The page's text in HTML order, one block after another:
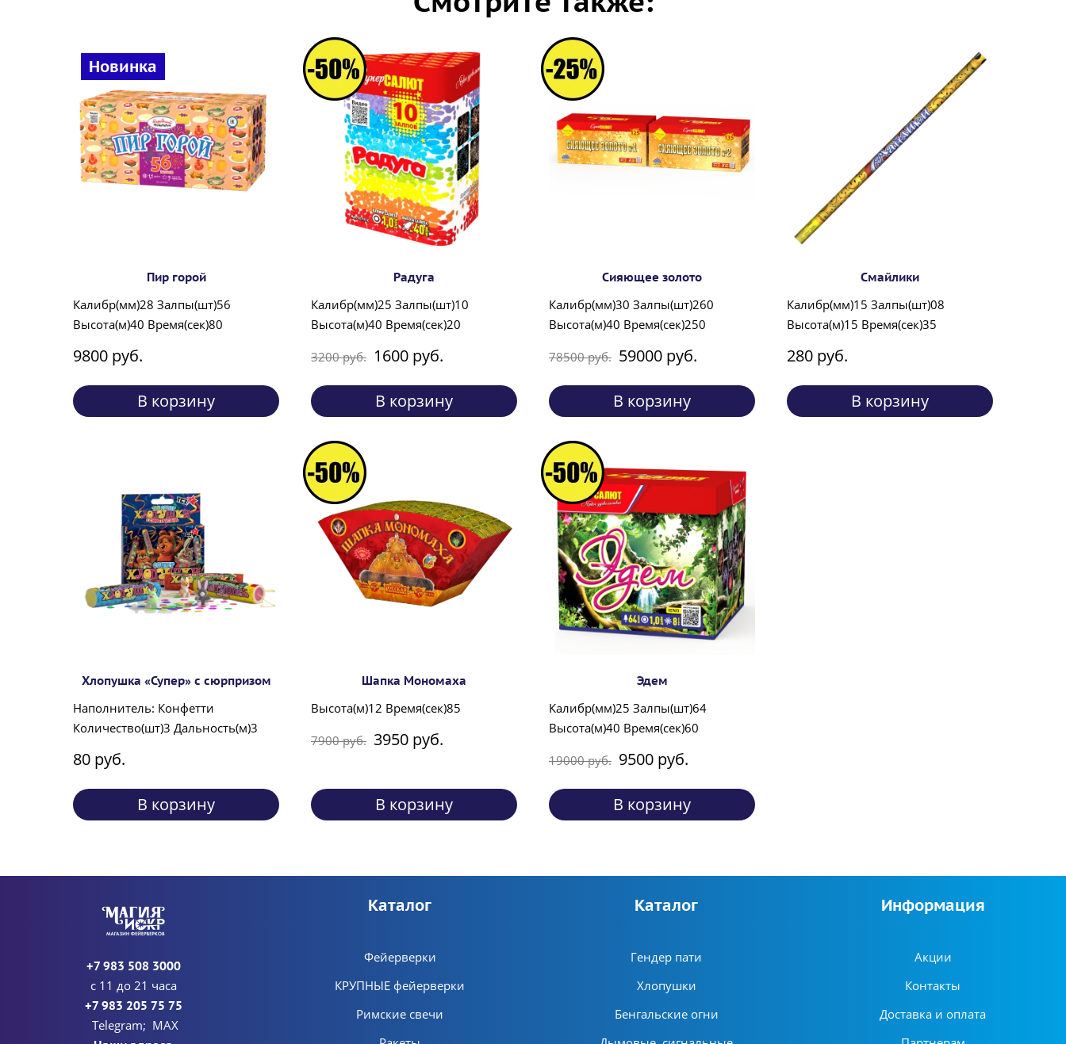
Новинка
Пир горой
Калибр(мм)28 Залпы(шт)56
Высота(м)40 Время(сек)80
9800 руб.
В корзину
Радуга
Калибр(мм)25 Залпы(шт)10
Высота(м)40 Время(сек)20
3200 руб. 1600 руб.
В корзину
Сияющее золото
Калибр(мм)30 Залпы(шт)260
Высота(м)40 Время(сек)250
78500 руб. 59000 руб.
В корзину
Смайлики
Калибр(мм)15 Залпы(шт)08
Высота(м)15 Время(сек)35
280 руб.
В корзину
Хлопушка «Супер» с сюрпризом
Наполнитель: Конфетти
Количество(шт)3 Дальность(м)3
80 руб.
В корзину
Шапка Мономаха
Высота(м)12 Время(сек)85
7900 руб. 3950 руб.
В корзину
Эдем
Калибр(мм)25 Залпы(шт)64
Высота(м)40 Время(сек)60
19000 руб. 9500 руб.
В корзину
+7 983 508 3000
с 11 до 21 часа
+7 983 205 75 75
Telegram; MAX
Каталог
Фейерверки
КРУПНЫЕ фейерверки
Римские свечи
Каталог
Гендер пати
Хлопушки
Бенгальские огни
Информация
Акции
Контакты
Доставка и оплата